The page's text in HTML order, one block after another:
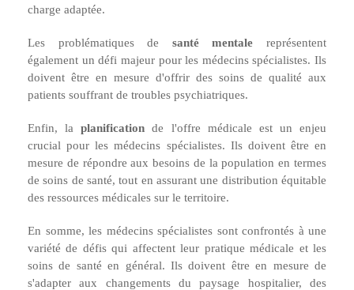
charge adaptée.
Les problématiques de santé mentale représentent
également un défi majeur pour les médecins spécialistes. Ils
doivent être en mesure d'offrir des soins de qualité aux
patients souffrant de troubles psychiatriques.
Enfin, laplanification de l'offre médicale est un enjeu
crucial pour les médecins spécialistes. Ils doivent être en
mesure de répondre aux besoins de la population en termes
de soins de santé, tout en assurant une distribution équitable
des ressources médicales sur le territoire.
En somme, les médecins spécialistes sont confrontés à une
variété de défis qui affectent leur pratique médicale et les
soins de santé en général. Ils doivent être en mesure de
s'adapter aux changements du paysage hospitalier, des